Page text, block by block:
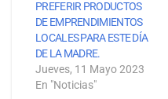
PREFERIR PRODUCTOS
DE EMPRENDIMIENTOS
LOCALES PARA ESTE DÍA
DE LA MADRE.
Jueves, 11 Mayo 2023
En "Noticias"